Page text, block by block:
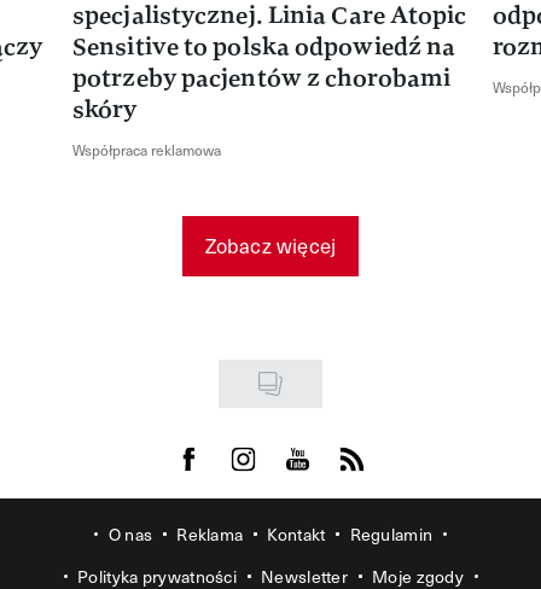
specjalistycznej. Linia Care Atopic
Sensitive to polska odpowiedź na
potrzeby pacjentów z chorobami
skóry
Współpraca reklamowa
Zobacz więcej
Visit us on Facebook
Visit us on Instagram
Visit us on Youtube
Visit us on Rss
O nas Reklama Kontakt
Regulamin
Polityka prywatności
Newsletter Moje zgody